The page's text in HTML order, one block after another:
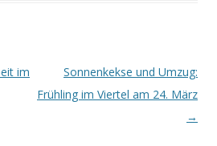
im
Sonnenkekse und Umzug:
Frühling im Viertel am 24. März
→